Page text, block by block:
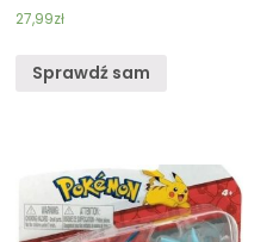
27,99zł
Sprawdź sam